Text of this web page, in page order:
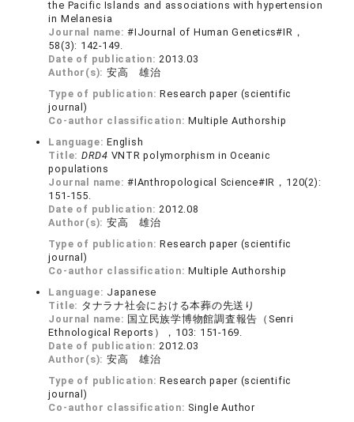
the Pacific Islands and associations with hypertension
in Melanesia
Journal name:#IJournal of Human Genetics#IR，
58(3): 142-149.
Date of publication:2013.03
Author(s): 安高 雄治
Type of publication:Research paper (scientific
journal)
Co-author classification:Multiple Authorship
Language:English
Title: DRD4 VNTR polymorphism in Oceanic
populations
Journal name:#IAnthropological Science#IR，120(2):
151-155.
Date of publication:2012.08
Author(s): 安高 雄治
Type of publication:Research paper (scientific
journal)
Co-author classification:Multiple Authorship
Language: Japanese
Title: タナラナ社会における本葬の先送り
Journal name: 国立民族学博物館調査報告（Senri
Ethnological Reports），103: 151-169.
Date of publication:2012.03
Author(s): 安高 雄治
Type of publication:Research paper (scientific
journal)
Co-author classification: Single Author